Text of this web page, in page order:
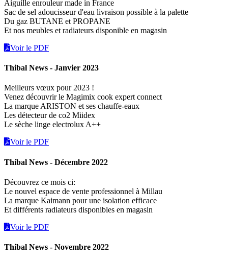
Aiguille enrouleur made in France
Sac de sel adoucisseur d'eau livraison possible à la palette
Du gaz BUTANE et PROPANE
Et nos meubles et radiateurs disponible en magasin
Voir le PDF
Thibal News - Janvier 2023
Meilleurs vœux pour 2023 !
Venez découvrir le Magimix cook expert connect
La marque ARISTON et ses chauffe-eaux
Les détecteur de co2 Miidex
Le sèche linge electrolux A++
Voir le PDF
Thibal News - Décembre 2022
Découvrez ce mois ci:
Le nouvel espace de vente professionnel à Millau
La marque Kaimann pour une isolation efficace
Et différents radiateurs disponibles en magasin
Voir le PDF
Thibal News - Novembre 2022